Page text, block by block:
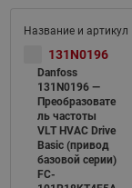
131N0196
Danfoss
131N0196 —
Преобразовате
ль частоты
VLT HVAC Drive
Basic (привод
базовой серии)
FC-